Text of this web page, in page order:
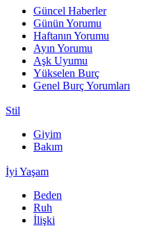
Güncel Haberler
Günün Yorumu
Haftanın Yorumu
Ayın Yorumu
Aşk Uyumu
Yükselen Burç
Genel Burç Yorumları
Stil
Giyim
Bakım
İyi Yaşam
Beden
Ruh
İlişki